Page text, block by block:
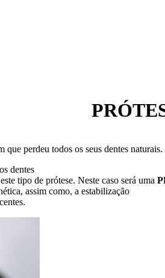
que perdeu todos os seus dentes
dentes
tipo de prótese. Neste caso será uma
assim como, a estabilização